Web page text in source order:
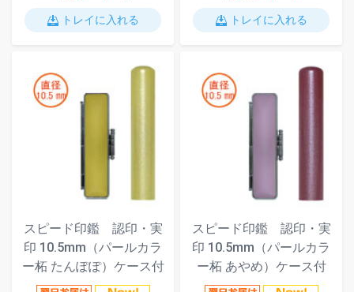
トレイに入れる トレイに入れる
スピード印鑑 認印・実
印 10.5mm（パールカラ
ー柘 たんぽぽ）ケース付
スピード印鑑 認印・実
印 10.5mm（パールカラ
ー柘 あやめ）ケース付